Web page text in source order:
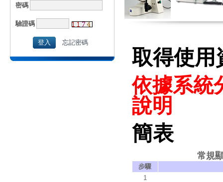
密碼
驗證碼
忘記密碼
取得使用
依據系統
說明
簡表
常規
步驟
1